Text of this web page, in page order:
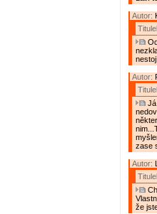
Autor:
Autor:
zase
Autor:
že